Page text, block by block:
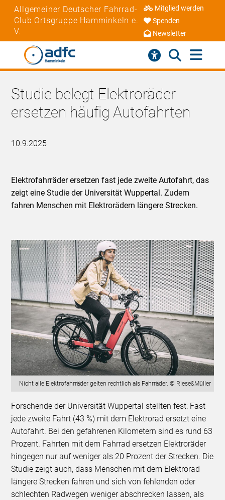
Allgemeiner Deutscher Fahrrad-
Club Ortsgruppe Hamminkeln e.
V.
Mitglied werden
Spenden
Newsletter
Studie belegt Elektroräder
ersetzen häufig Autofahrten
10.9.2025
Elektrofahrräder ersetzen fast jede zweite Autofahrt, das
zeigt eine Studie der Universität Wuppertal. Zudem
fahren Menschen mit Elektrorädern längere Strecken.
Nicht alle Elektrofahrräder gelten rechtlich als Fahrräder. © Riese&Müller
Forschende der Universität Wuppertal stellten fest: Fast
jede zweite Fahrt (43 %) mit dem Elektrorad ersetzt eine
Autofahrt. Bei den gefahrenen Kilometern sind es rund 63
Prozent. Fahrten mit dem Fahrrad ersetzen Elektroräder
hingegen nur auf weniger als 20 Prozent der Strecken. Die
Studie zeigt auch, dass Menschen mit dem Elektrorad
längere Strecken fahren und sich von fehlenden oder
schlechten Radwegen weniger abschrecken lassen, als